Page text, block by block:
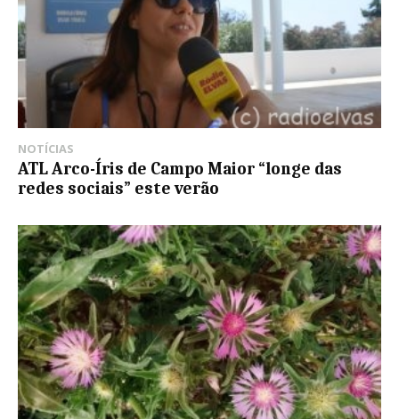
NOTÍCIAS
ATL Arco-Íris de Campo Maior “longe das
redes sociais” este verão